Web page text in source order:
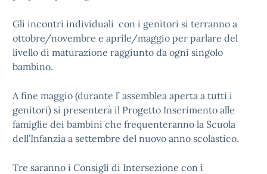
Gli incontri individuali con i genitori si terranno a
ottobre/novembre e aprile/maggio per parlare del
livello di maturazione raggiunto da ogni singolo
bambino.
A fine maggio (durante l’ assemblea aperta a tutti i
genitori) si presenterà il Progetto Inserimento alle
famiglie dei bambini che frequenteranno la Scuola
dell’Infanzia a settembre del nuovo anno scolastico.
Tre saranno i Consigli di Intersezione con i